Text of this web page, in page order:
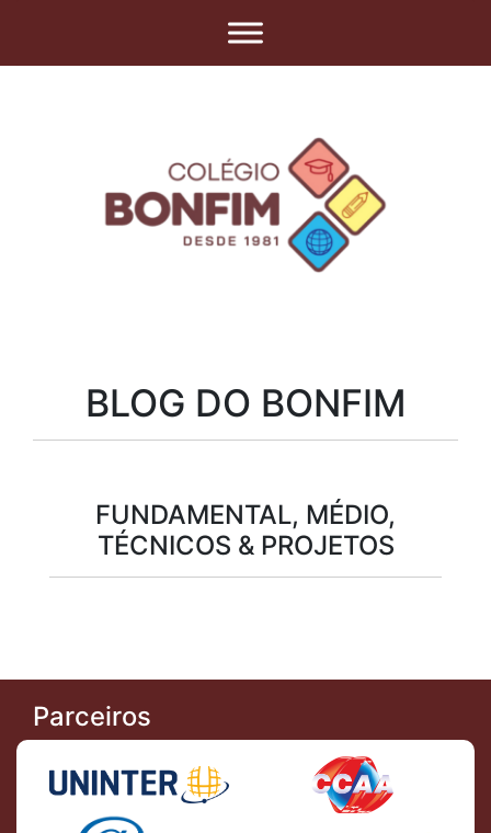
BLOG DO BONFIM
FUNDAMENTAL, MÉDIO,
TÉCNICOS & PROJETOS
Parceiros